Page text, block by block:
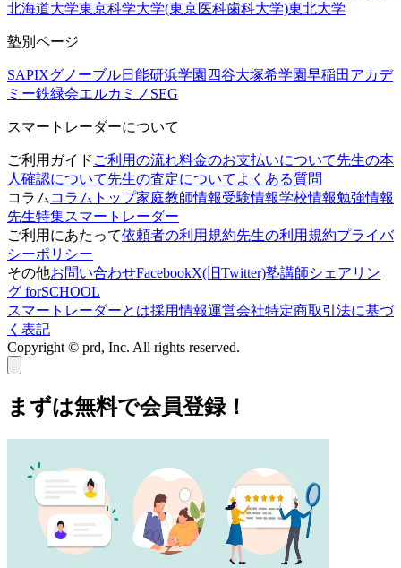
北海道大学東京科学大学(東京医科歯科大学)東北大学
塾別ページ
SAPIXグノーブル日能研浜学園 四谷大塚希学園早稲田アカデ
ミー鉄緑会エルカミノ SEG
スマートレーダーについて
ご利用ガイド ご利用の流れ料金のお支払いについて先生の本
人確認について先生の査定について よくある質問
コラム コラムトップ家庭教師情報受験情報学校情報勉強情報
先生特集スマートレーダー
ご利用にあたって依頼者の利用規約先生の利用規約プライバ
シーポリシー
その他お問い合わせFacebookX(旧Twitter)塾講師シェアリン
グ forSCHOOL
スマートレーダーとは採用情報運営会社特定商取引法に基づ
く表記
Copyright © prd, Inc. All rights reserved.
まずは無料で会員登録！